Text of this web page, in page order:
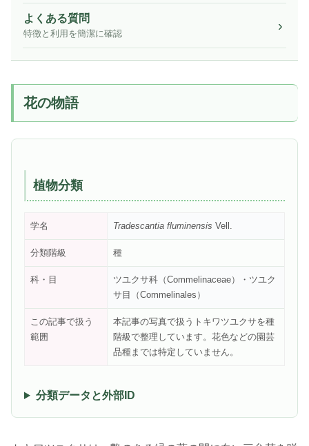
よくある質問
特徴と利用を簡潔に確認
花の物語
植物分類
学名 Tradescantia fluminensis Vell.
分類階級 種
科・目
ツユクサ科（Commelinaceae）・ツユク
サ目（Commelinales）
この記事で扱う
範囲
本記事の写真で扱うトキワツユクサを種
階級で整理しています。花色などの園芸
品種までは特定していません。
分類データと外部ID